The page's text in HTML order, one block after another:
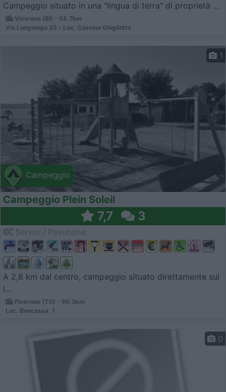
Campeggio situato in una "lingua di terra" di proprietà ...
Viverone (BI) - 58.7km
Via Lungolago 35 - Loc. Cascina Ghigliotta
Campeggio
1
Campeggio Plein Soleil
7,7 3
A 2,8 km dal centro, campeggio situato direttamente sul
l...
Piverone (TO) - 60.3km
Loc. Bancassa, 1
0